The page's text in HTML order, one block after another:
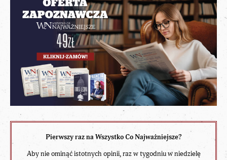
Pierwszy raz na Wszystko Co Najważniejsze?
Aby nie ominąć istotnych opinii, raz w tygodniu w niedzielę